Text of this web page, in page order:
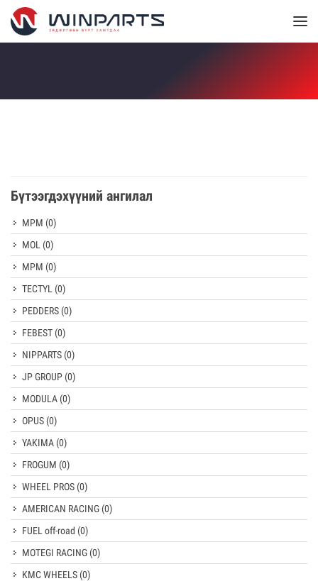
Бүтээгдэхүүний ангилал
MPM (0)
MOL (0)
MPM (0)
TECTYL (0)
PEDDERS (0)
FEBEST (0)
NIPPARTS (0)
JP GROUP (0)
MODULA (0)
OPUS (0)
YAKIMA (0)
FROGUM (0)
WHEEL PROS (0)
AMERICAN RACING (0)
FUEL off-road (0)
MOTEGI RACING (0)
KMC WHEELS (0)